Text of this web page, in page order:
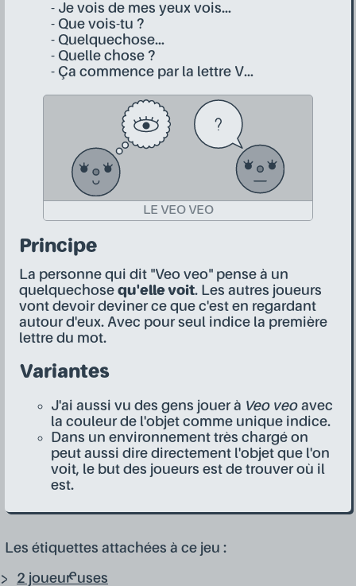
- Je vois de mes yeux vois...
- Que vois-tu ?
- Quelquechose...
- Quelle chose ?
- Ça commence par la lettre V...
LE VEO VEO
Principe
La personne qui dit "Veo veo" pense à un
quelquechose qu'elle voit. Les autres joueurs
vont devoir deviner ce que c'est en regardant
autour d'eux. Avec pour seul indice la première
lettre du mot.
Variantes
J'ai aussi vu des gens jouer à Veo veo avec
la couleur de l'objet comme unique indice.
Dans un environnement très chargé on
peut aussi dire directement l'objet que l'on
voit, le but des joueurs est de trouver où il
est.
Les étiquettes attachées à ce jeu :
2 joueur·euses